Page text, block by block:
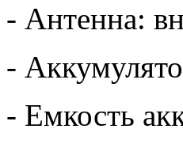
- Антенна:
-
- Емкость